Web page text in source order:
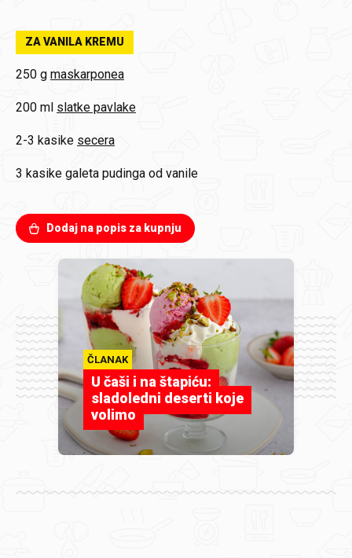
ZA VANILA KREMU
250 g maskarponea
200 ml slatke pavlake
2-3 kasike secera
3 kasike galeta pudinga od vanile
Dodaj na popis za kupnju
ČLANAK
U čaši i na štapiću:
sladoledni deserti koje
volimo